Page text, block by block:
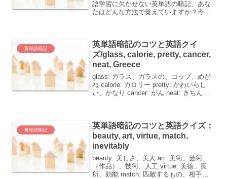
語学習に欠かせない英単語の暗記、あな
たはどんな方法で覚えていますか？今回
英単語暗記
英単語暗記のコツと英語クイ
ズ/glass, calorie, pretty, cancer,
neat, Greece
glass: ガラス、ガラスの、コップ、めが
ね calorie: カロリー pretty: かわいらし
い、かなり cancer: がん neat: きちんと
英単語暗記
英単語暗記のコツと英語クイズ：
beauty, art, virtue, match,
inevitably
beauty: 美しさ、美人 art: 美術、芸術
（作品）、技術、人工 virtue: 美徳、長
所、効能 match: 匹敵するもの、相手、